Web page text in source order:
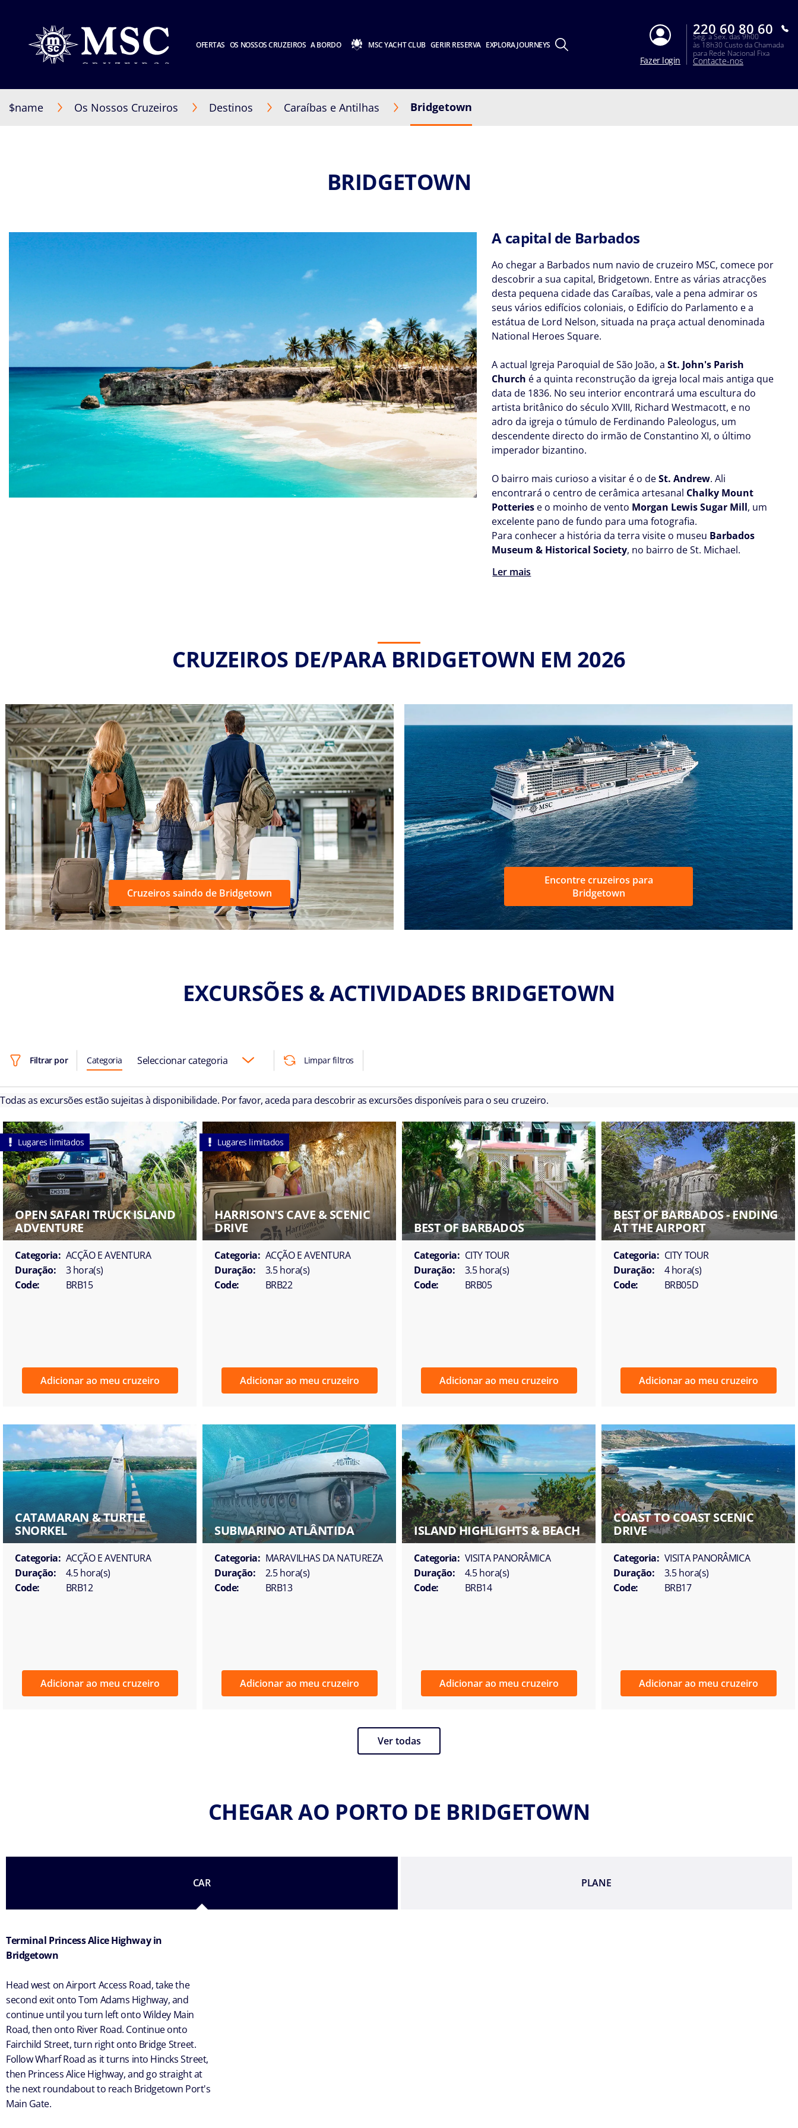
OFERTAS OS NOSSOS CRUZEIROS A BORDO MSC YACHT CLUB GERIR RESERVA EXPLORA JOURNEYS
Fazer login
220 60 80 60
Seg. a Sex. das 9h00
às 18h30 Custo da Chamada
para Rede Nacional Fixa
Contacte-nos
$name Os Nossos Cruzeiros Destinos Caraíbas e Antilhas Bridgetown
BRIDGETOWN
A capital de Barbados
Ao chegar a Barbados num navio de cruzeiro MSC, comece por
descobrir a sua capital, Bridgetown. Entre as várias atracções
desta pequena cidade das Caraíbas, vale a pena admirar os
seus vários edifícios coloniais, o Edifício do Parlamento e a
estátua de Lord Nelson, situada na praça actual denominada
National Heroes Square.
A actual Igreja Paroquial de São João, aSt. John's Parish
Church é a quinta reconstrução da igreja local mais antiga que
data de 1836. No seu interior encontrará uma escultura do
artista britânico do século XVIII, Richard Westmacott, e no
adro da igreja o túmulo de Ferdinando Paleologus, um
descendente directo do irmão de Constantino XI, o último
imperador bizantino.
O bairro mais curioso a visitar é o deSt. Andrew. Ali
encontrará o centro de cerâmica artesanal Chalky Mount
Potteries e o moinho de vento Morgan Lewis Sugar Mill, um
excelente pano de fundo para uma fotografia.
Para conhecer a história da terra visite o museu Barbados
Museum & Historical Society, no bairro de St. Michael.
Ler mais
CRUZEIROS DE/PARA BRIDGETOWN EM 2026
Cruzeiros saindo de Bridgetown
Encontre cruzeiros para
Bridgetown
EXCURSÕES & ACTIVIDADES BRIDGETOWN
Filtrar por Categoria Seleccionar categoria Limpar filtros
Todas as excursões estão sujeitas à disponibilidade. Por favor, aceda para descobrir as excursões disponíveis para o seu cruzeiro.
Lugares limitados
OPEN SAFARI TRUCK ISLAND
ADVENTURE
Categoria: ACÇÃO E AVENTURA
Duração:
3 hora(s)
Code:
BRB15
Adicionar ao meu cruzeiro
Lugares limitados
HARRISON'S CAVE & SCENIC
DRIVE
Categoria: ACÇÃO E AVENTURA
Duração:
3.5 hora(s)
Code:
BRB22
Adicionar ao meu cruzeiro
BEST OF BARBADOS
Categoria: CITY TOUR
Duração:
3.5 hora(s)
Code:
BRB05
Adicionar ao meu cruzeiro
BEST OF BARBADOS - ENDING
AT THE AIRPORT
Categoria: CITY TOUR
Duração:
4 hora(s)
Code:
BRB05D
Adicionar ao meu cruzeiro
CATAMARAN & TURTLE
SNORKEL
Categoria: ACÇÃO E AVENTURA
Duração:
4.5 hora(s)
Code:
BRB12
Adicionar ao meu cruzeiro
SUBMARINO ATLÂNTIDA
Categoria: MARAVILHAS DA NATUREZA
Duração:
2.5 hora(s)
Code:
BRB13
Adicionar ao meu cruzeiro
ISLAND HIGHLIGHTS & BEACH
Categoria: VISITA PANORÂMICA
Duração:
4.5 hora(s)
Code:
BRB14
Adicionar ao meu cruzeiro
COAST TO COAST SCENIC
DRIVE
Categoria: VISITA PANORÂMICA
Duração:
3.5 hora(s)
Code:
BRB17
Adicionar ao meu cruzeiro
Ver todas
CHEGAR AO PORTO DE BRIDGETOWN
CAR PLANE
Terminal Princess Alice Highway in
Bridgetown
Head west on Airport Access Road, take the
second exit onto Tom Adams Highway, and
continue until you turn left onto Wildey Main
Road, then onto River Road. Continue onto
Fairchild Street, turn right onto Bridge Street.
Follow Wharf Road as it turns into Hincks Street,
then Princess Alice Highway, and go straight at
the next roundabout to reach Bridgetown Port's
Main Gate.